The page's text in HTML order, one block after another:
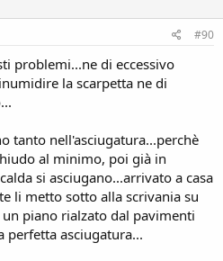
#90
problemi...ne di eccessivo
la scarpetta ne di
tanto nell'asciugatura...perchè
al minimo, poi già in
si asciugano...arrivato a casa
li metto sotto alla scrivania su
piano rialzato dal pavimenti
perfetta asciugatura...